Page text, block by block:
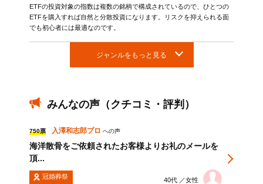
ETFの投資対象の指数は複数の銘柄で構成されているので、ひとつの
ETFを購入すれば自然と分散投資になります。リスクを抑えられる面
でも初心者には最適なのです。
ジャンルをもっと見る
みんなの声（クチコミ・評判）
750票 入澤和志郎プロ への声
海洋散骨をご依頼されたお客様よりお礼のメールを
頂...
冠婚葬祭 40代 ／女性